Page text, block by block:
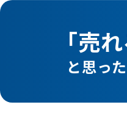
「売
と思っ